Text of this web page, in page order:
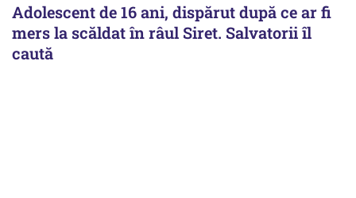
Adolescent de 16 ani, dispărut după ce ar fi
mers la scăldat în râul Siret. Salvatorii îl
caută